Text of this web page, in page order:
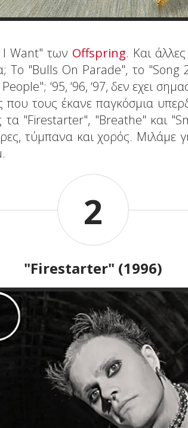
Want" των Offspring. Και
Το "Bulls On Parade", το "Song
‘95, ‘96, ‘97, δεν εχει
που τους έκανε παγκόσμια
τα "Firestarter", "Breathe" και
τύμπανα και χορός. Μιλάμε
2
"Firestarter" (1996)